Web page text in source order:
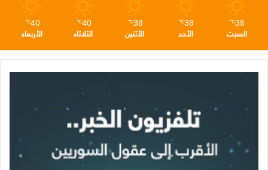
38
℃
السبت
38
℃
الأحد
38
℃
الأثنين
40
℃
الثلاثاء
40
℃
الأربعاء